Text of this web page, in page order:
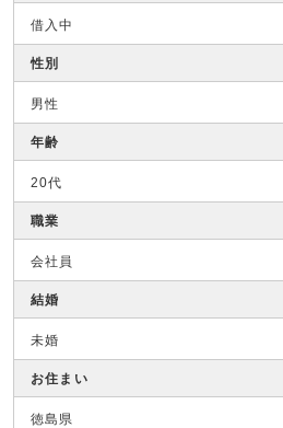
借入中
性別
男性
年齢
20代
職業
会社員
結婚
未婚
お住まい
徳島県